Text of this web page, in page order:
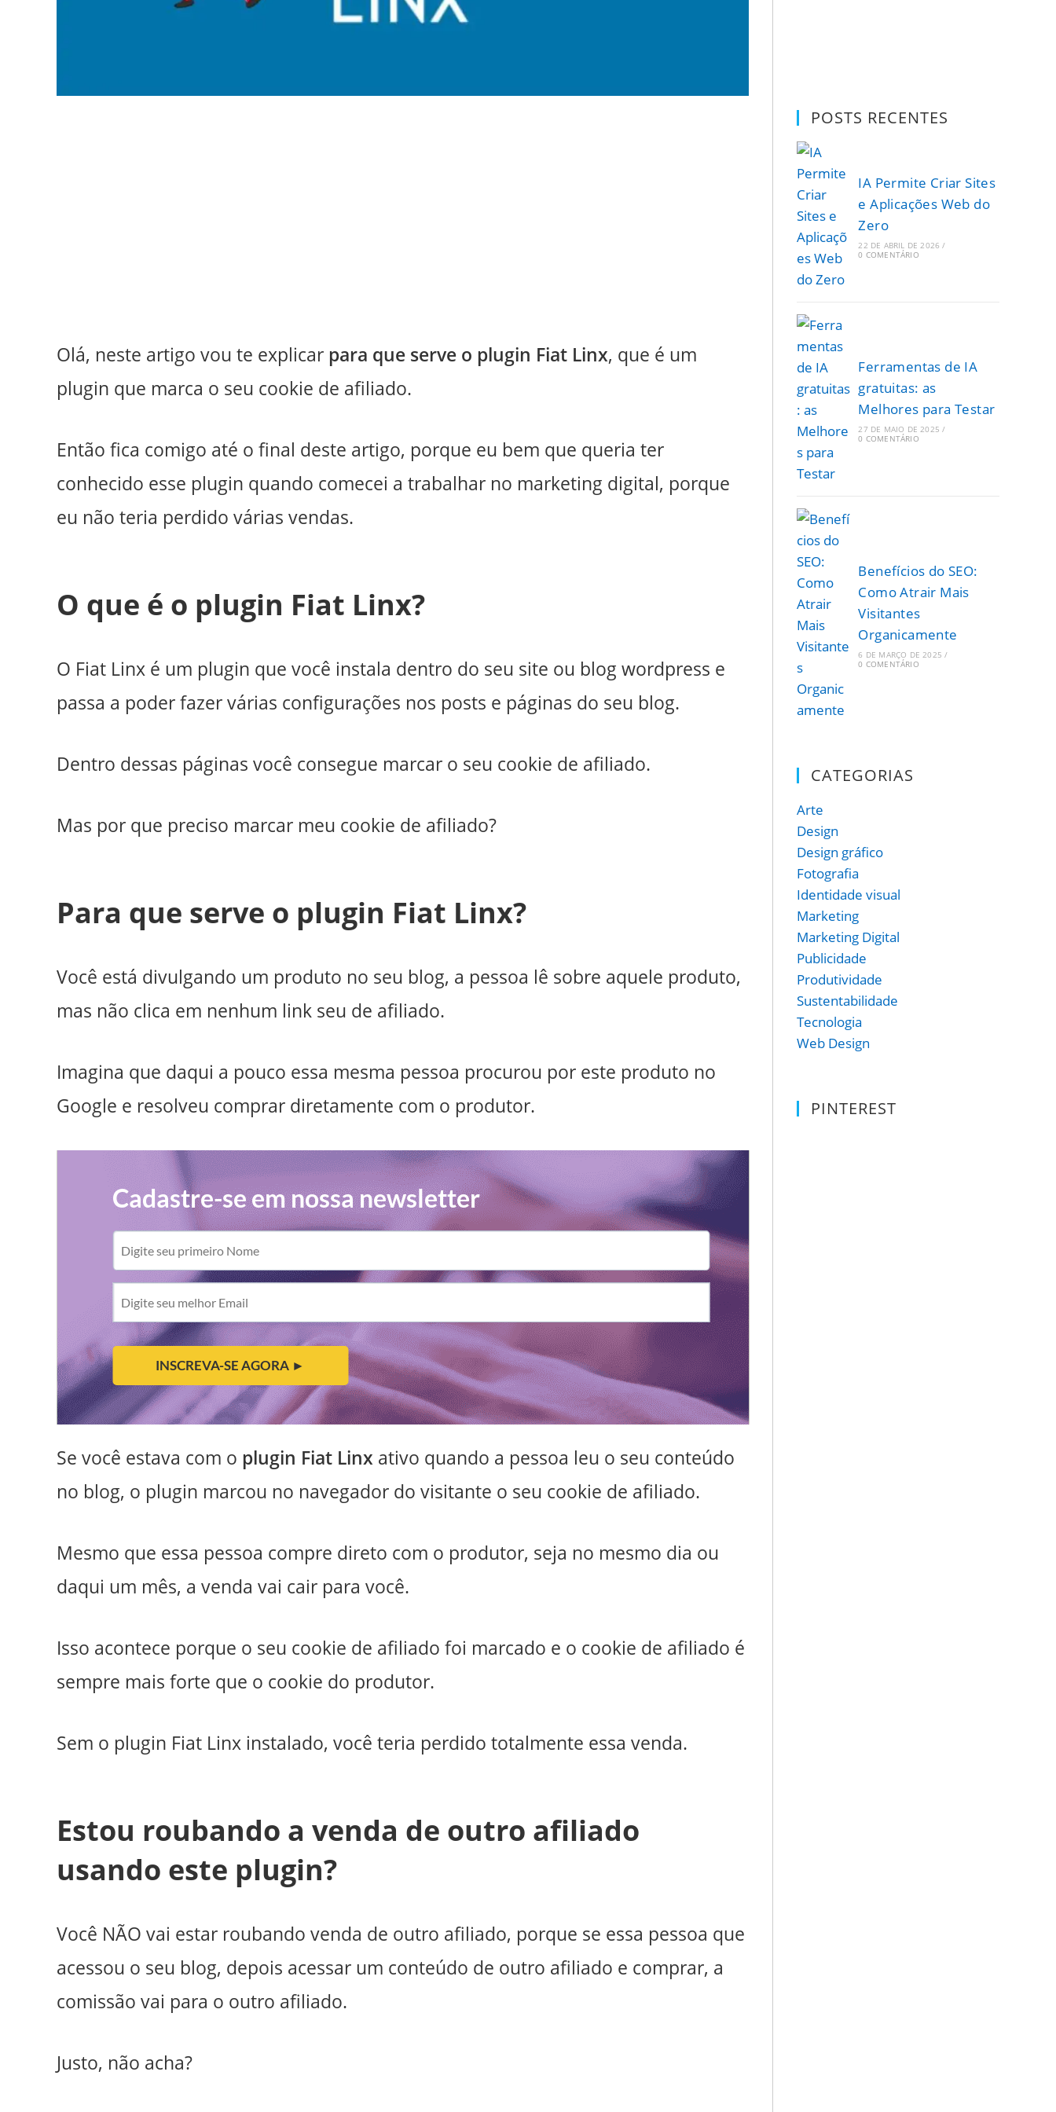
Olá, neste artigo vou te explicar para que serve o plugin Fiat Linx, que é um
plugin que marca o seu cookie de afiliado.
Então fica comigo até o final deste artigo, porque eu bem que queria ter
conhecido esse plugin quando comecei a trabalhar no marketing digital, porque
eu não teria perdido várias vendas.
O que é o plugin Fiat Linx?
O Fiat Linx é um plugin que você instala dentro do seu site ou blog wordpress e
passa a poder fazer várias configurações nos posts e páginas do seu blog.
Dentro dessas páginas você consegue marcar o seu cookie de afiliado.
Mas por que preciso marcar meu cookie de afiliado?
Para que serve o plugin Fiat Linx?
Você está divulgando um produto no seu blog, a pessoa lê sobre aquele produto,
mas não clica em nenhum link seu de afiliado.
Imagina que daqui a pouco essa mesma pessoa procurou por este produto no
Google e resolveu comprar diretamente com o produtor.
Se você estava com o plugin Fiat Linx ativo quando a pessoa leu o seu conteúdo
no blog, o plugin marcou no navegador do visitante o seu cookie de afiliado.
Mesmo que essa pessoa compre direto com o produtor, seja no mesmo dia ou
daqui um mês, a venda vai cair para você.
Isso acontece porque o seu cookie de afiliado foi marcado e o cookie de afiliado é
sempre mais forte que o cookie do produtor.
Sem o plugin Fiat Linx instalado, você teria perdido totalmente essa venda.
Estou roubando a venda de outro afiliado
usando este plugin?
Você NÃO vai estar roubando venda de outro afiliado, porque se essa pessoa que
acessou o seu blog, depois acessar um conteúdo de outro afiliado e comprar, a
comissão vai para o outro afiliado.
Justo, não acha?
POSTS RECENTES
IA Permite Criar Sites
e Aplicações Web do
Zero
22 DE ABRIL DE 2026 /
0 COMENTÁRIO
Ferramentas de IA
gratuitas: as
Melhores para Testar
27 DE MAIO DE 2025 /
0 COMENTÁRIO
Benefícios do SEO:
Como Atrair Mais
Visitantes
Organicamente
6 DE MARÇO DE 2025 /
0 COMENTÁRIO
CATEGORIAS
Arte
Design
Design gráfico
Fotografia
Identidade visual
Marketing
Marketing Digital
Publicidade
Produtividade
Sustentabilidade
Tecnologia
Web Design
PINTEREST